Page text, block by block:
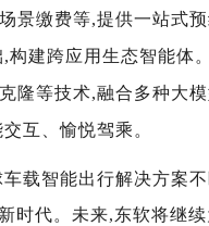
景缴费等,提供一站式
构建跨应用生态智能体
隆等技术,融合多种大
互、愉悦驾乘。
车载智能出行解决方案
时代。 未来,东软将继续